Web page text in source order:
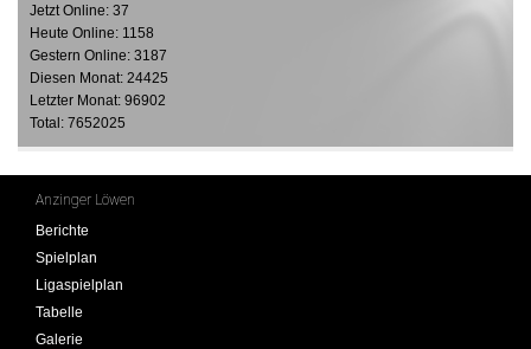
Jetzt Online: 37
Heute Online: 1158
Gestern Online: 3187
Diesen Monat: 24425
Letzter Monat: 96902
Total: 7652025
Anzinger Löwen
Berichte
Spielplan
Ligaspielplan
Tabelle
Galerie